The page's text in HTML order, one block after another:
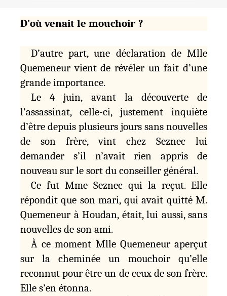
D’où venait le mouchoir ?
D’autre part, une déclaration de Mlle
Quemeneur vient de révéler un fait d’une
grande importance.
Le 4 juin, avant la découverte de
l’assassinat, celle-ci, justement inquiète
d’être depuis plusieurs jours sans nouvelles
de son frère, vint chez Seznec lui
demander s’il n’avait rien appris de
nouveau sur le sort du conseiller général.
Ce fut Mme Seznec qui la reçut. Elle
répondit que son mari, qui avait quitté M.
Quemeneur à Houdan, était, lui aussi, sans
nouvelles de son ami.
À ce moment Mlle Quemeneur aperçut
sur la cheminée un mouchoir qu’elle
reconnut pour être un de ceux de son frère.
Elle s’en étonna.